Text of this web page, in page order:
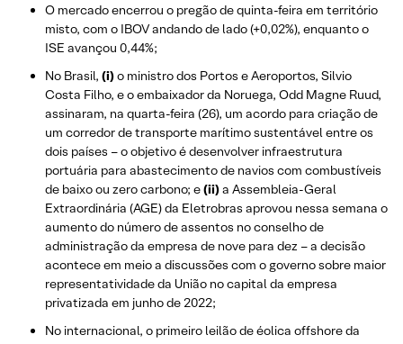
O mercado encerrou o pregão de quinta-feira em território
misto, com o IBOV andando de lado (+0,02%), enquanto o
ISE avançou 0,44%;
No Brasil, (i)o ministro dos Portos e Aeroportos, Silvio
Costa Filho, e o embaixador da Noruega, Odd Magne Ruud,
assinaram, na quarta-feira (26), um acordo para criação de
um corredor de transporte marítimo sustentável entre os
dois países – o objetivo é desenvolver infraestrutura
portuária para abastecimento de navios com combustíveis
de baixo ou zero carbono; e(ii)a Assembleia-Geral
Extraordinária (AGE) da Eletrobras aprovou nessa semana o
aumento do número de assentos no conselho de
administração da empresa de nove para dez – a decisão
acontece em meio a discussões com o governo sobre maior
representatividade da União no capital da empresa
privatizada em junho de 2022;
No internacional, o primeiro leilão de éolica offshore da